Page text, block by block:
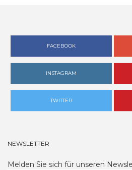
FACEBOOK
INSTAGRAM
TWITTER
NEWSLETTER
Melden Sie sich für unseren